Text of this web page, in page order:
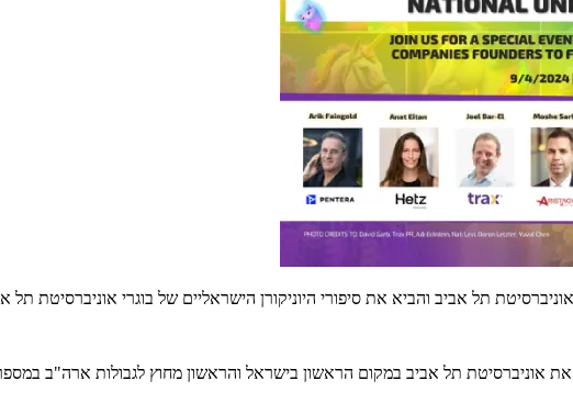
תל אביב והביא את סיפורי היוניקורן הישראליים של בוגרי אוניברסיטת תל
אוניברסיטת תל אביב במקום הראשון בישראל והראשון מחוץ לגבולות ארה"ב